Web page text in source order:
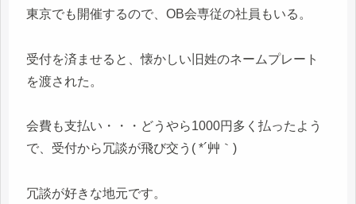
東京でも開催するので、OB会専従の社員もいる。
受付を済ませると、懐かしい旧姓のネームプレート
を渡された。
会費も支払い・・・どうやら1000円多く払ったよう
で、受付から冗談が飛び交う( *´艸｀)
冗談が好きな地元です。